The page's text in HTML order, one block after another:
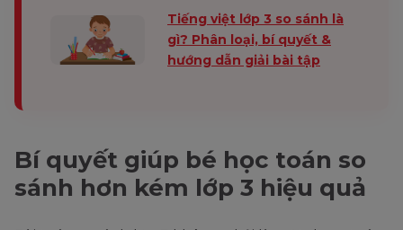
Tiếng việt lớp 3 so sánh là
gì? Phân loại, bí quyết &
hướng dẫn giải bài tập
Bí quyết giúp bé học toán so
sánh hơn kém lớp 3 hiệu quả